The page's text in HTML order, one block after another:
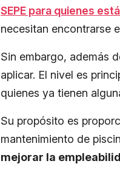
SEPE para quienes
necesitan encontrarse
Sin embargo, además
aplicar. El nivel es
quienes ya tienen
Su propósito es
mantenimiento de
mejorar la